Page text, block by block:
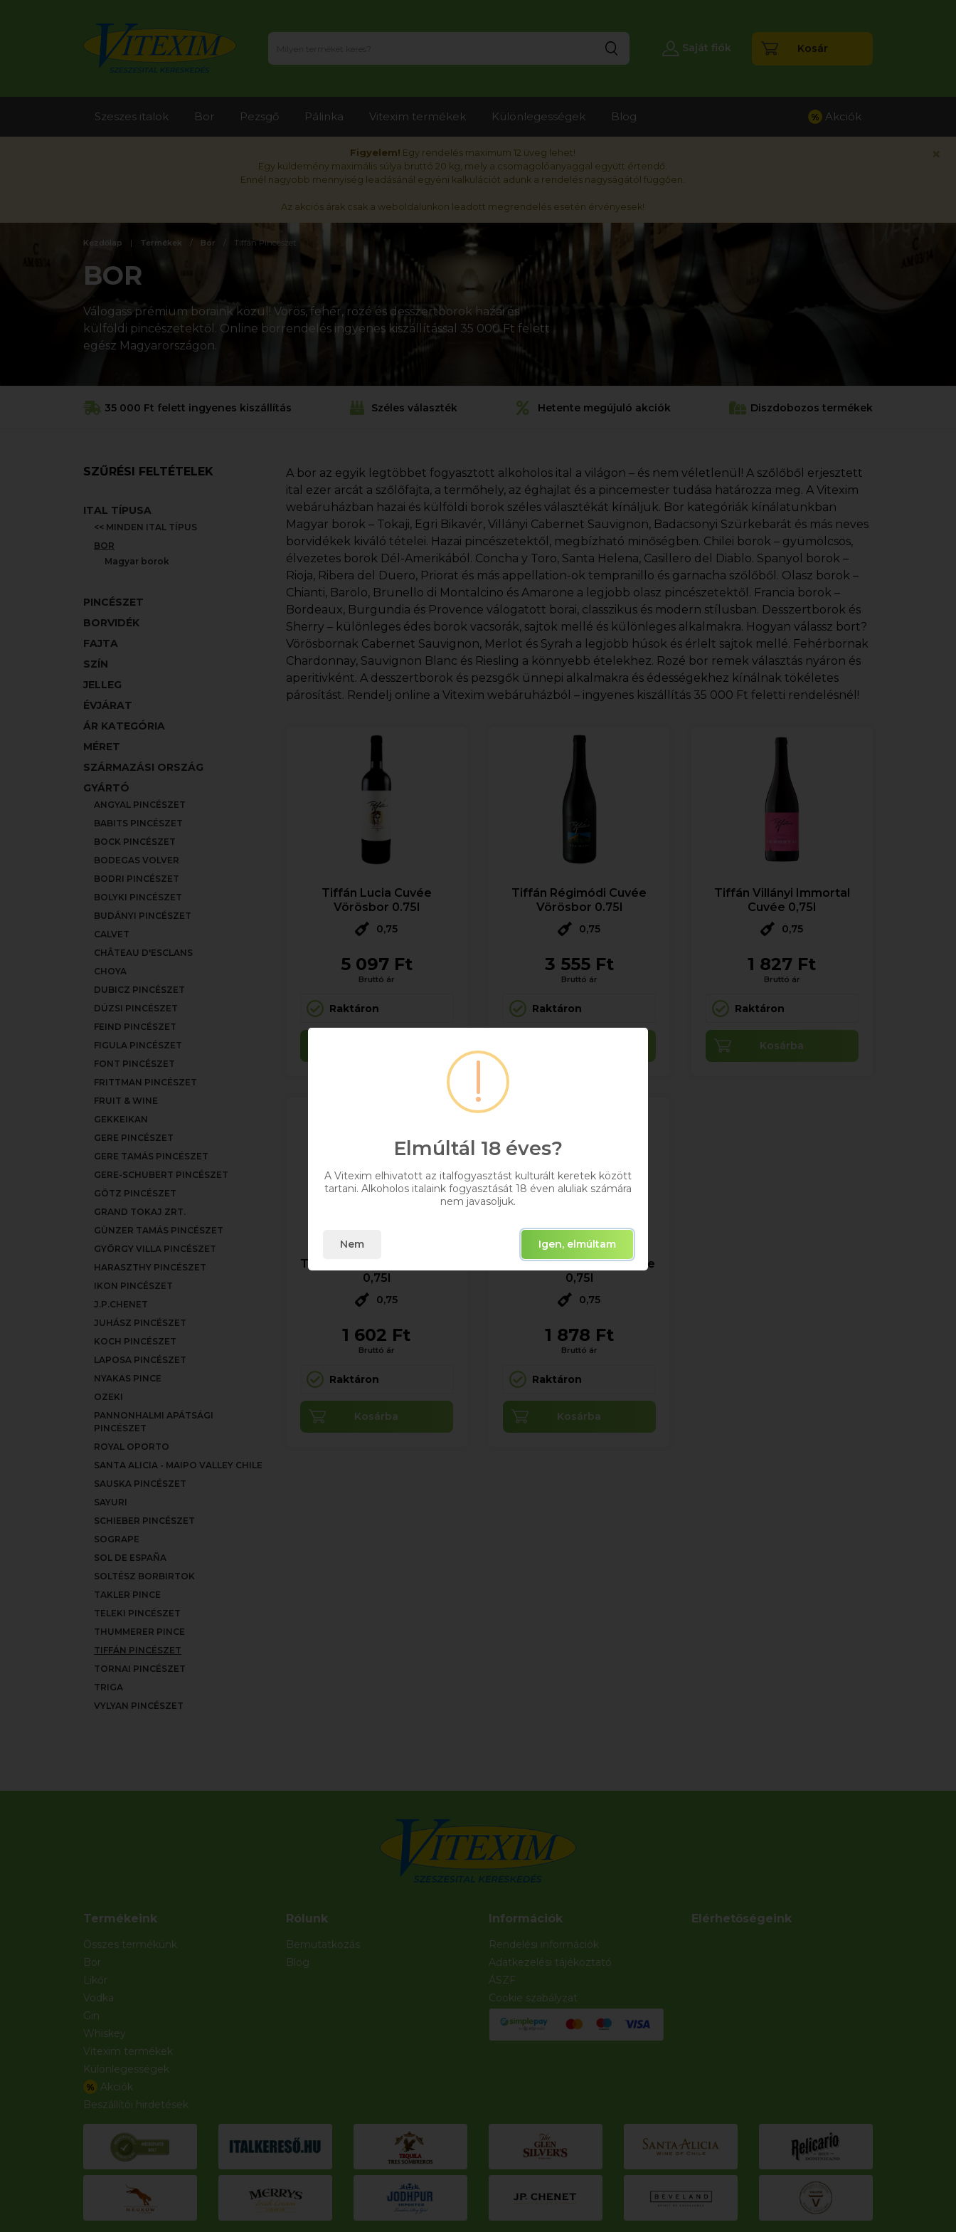
Figyelem! Egy rendelés maximum 12 üveg lehet!
Egy küldemény maximális súlya bruttó 20 kg, mely a csomagolóanyaggal együtt értendő.
Ennél nagyobb mennyiség leadásánál egyéni kalkulációt adunk a rendelés nagyságától függően.
Az akciós árak csak a weboldalunkon leadott megrendelés esetén érvényesek!
Saját fiók Kosár
Szeszes italok Bor Pezsgő Pálinka Vitexim termékek Különlegességek Blog % Akciók
Kezdőlap Termékek Bor Tiffán Pincészet
BOR
Válogass prémium boraink közül! Vörös, fehér, rozé és desszertborok hazai és
külföldi pincészetektől. Online borrendelés ingyenes kiszállítással 35 000 Ft felett
egész Magyarországon.
35 000 Ft felett ingyenes kiszállítás Széles választék Hetente megújuló akciók Diszdobozos termékek
SZŰRÉSI FELTÉTELEK
ITAL TÍPUSA
<< MINDEN ITAL TÍPUS
BOR
Magyar borok
PINCÉSZET
BORVIDÉK
FAJTA
SZÍN
JELLEG
ÉVJÁRAT
ÁR KATEGÓRIA
MÉRET
SZÁRMAZÁSI ORSZÁG
GYÁRTÓ
ANGYAL PINCÉSZET
BABITS PINCÉSZET
BOCK PINCÉSZET
BODEGAS VOLVER
BODRI PINCÉSZET
BOLYKI PINCÉSZET
BUDÁNYI PINCÉSZET
CALVET
CHÂTEAU D'ESCLANS
CHOYA
DUBICZ PINCÉSZET
DÚZSI PINCÉSZET
FEIND PINCÉSZET
FIGULA PINCÉSZET
FONT PINCÉSZET
FRITTMAN PINCÉSZET
FRUIT & WINE
GEKKEIKAN
GERE PINCÉSZET
GERE TAMÁS PINCÉSZET
GERE-SCHUBERT PINCÉSZET
GÖTZ PINCÉSZET
GRAND TOKAJ ZRT.
GÜNZER TAMÁS PINCÉSZET
GYÖRGY VILLA PINCÉSZET
HARASZTHY PINCÉSZET
IKON PINCÉSZET
J.P.CHENET
JUHÁSZ PINCÉSZET
KOCH PINCÉSZET
LAPOSA PINCÉSZET
NYAKAS PINCE
OZEKI
PANNONHALMI APÁTSÁGI
PINCÉSZET
ROYAL OPORTO
SANTA ALICIA - MAIPO VALLEY CHILE
SAUSKA PINCÉSZET
SAYURI
SCHIEBER PINCÉSZET
SOGRAPE
SOL DE ESPAÑA
SOLTÉSZ BORBIRTOK
TAKLER PINCE
TELEKI PINCÉSZET
THUMMERER PINCE
TIFFÁN PINCÉSZET
TORNAI PINCÉSZET
TRIGA
VYLYAN PINCÉSZET
A bor az egyik legtöbbet fogyasztott alkoholos ital a világon – és nem véletlenül! A szőlőből erjesztett
ital ezer arcát a szőlőfajta, a termőhely, az éghajlat és a pincemester tudása határozza meg. A Vitexim
webáruházban hazai és külföldi borok széles választékát kínáljuk. Bor kategóriák kínálatunkban
Magyar borok – Tokaji, Egri Bikavér, Villányi Cabernet Sauvignon, Badacsonyi Szürkebarát és más neves
borvidékek kiváló tételei. Hazai pincészetektől, megbízható minőségben. Chilei borok – gyümölcsös,
élvezetes borok Dél-Amerikából. Concha y Toro, Santa Helena, Casillero del Diablo. Spanyol borok –
Rioja, Ribera del Duero, Priorat és más appellation-ok tempranillo és garnacha szőlőből. Olasz borok –
Chianti, Barolo, Brunello di Montalcino és Amarone a legjobb olasz pincészetektől. Francia borok –
Bordeaux, Burgundia és Provence válogatott borai, classzikus és modern stílusban. Desszertborok és
Sherry – különleges édes borok vacsorák, sajtok mellé és különleges alkalmakra. Hogyan válassz bort?
Vörösbornak Cabernet Sauvignon, Merlot és Syrah a legjobb húsok és érlelt sajtok mellé. Fehérbornak
Chardonnay, Sauvignon Blanc és Riesling a könnyebb ételekhez. Rozé bor remek választás nyáron és
aperitivként. A desszertborok és pezsgők ünnepi alkalmakra és édességekhez kínálnak tökéletes
párosítást. Rendelj online a Vitexim webáruházból – ingyenes kiszállítás 35 000 Ft feletti rendelésnél!
Tiffán Lucia Cuvée
Vörösbor 0.75l
0,75
5 097 Ft
Bruttó ár
Raktáron
Tiffán Régimódi Cuvée
Vörösbor 0.75l
0,75
3 555 Ft
Bruttó ár
Raktáron
Tiffán Villányi Immortal
Cuvée 0,75l
0,75
1 827 Ft
Bruttó ár
Raktáron
Kosárba
Tiffán Villányi Portugieser
0,75l
0,75
1 602 Ft
Bruttó ár
Raktáron
Kosárba
Tiffán Villányi Rosé Cuvée
0,75l
0,75
1 878 Ft
Bruttó ár
Raktáron
Kosárba
Termékeink
Összes termékünk
Bor
Likőr
Vodka
Gin
Whiskey
Vitexim termékek
Különlegességek
% Akciók
Beszállítói hirdetések
Rólunk
Bemutatkozás
Blog
Információk
Rendelési információk
Adatkezelési tájékoztató
ÁSZF
Cookie szabályzat
Elérhetőségeink
Elmúltál 18 éves?
A Vitexim elhivatott az italfogyasztást kulturált keretek között
tartani. Alkoholos italaink fogyasztását 18 éven aluliak számára
nem javasoljuk.
Nem Igen, elmúltam